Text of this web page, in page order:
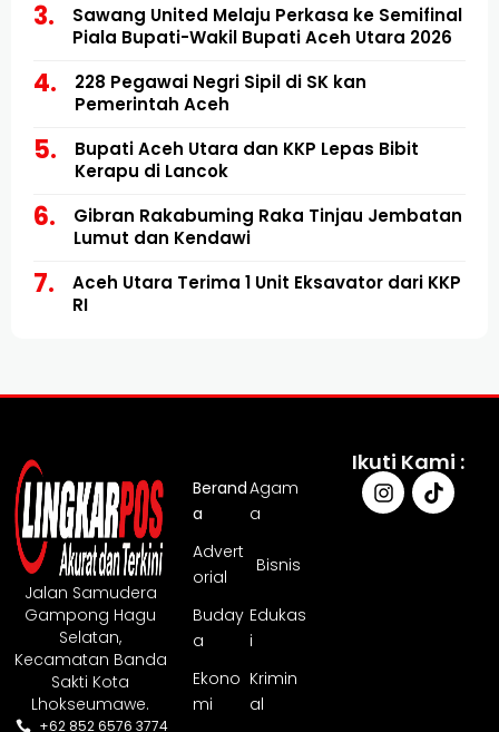
Sawang United Melaju Perkasa ke Semifinal
Piala Bupati-Wakil Bupati Aceh Utara 2026
228 Pegawai Negri Sipil di SK kan
Pemerintah Aceh
Bupati Aceh Utara dan KKP Lepas Bibit
Kerapu di Lancok
Gibran Rakabuming Raka Tinjau Jembatan
Lumut dan Kendawi
Aceh Utara Terima 1 Unit Eksavator dari KKP
RI
Jalan Samudera
Gampong Hagu
Selatan,
Kecamatan Banda
Sakti Kota
Lhokseumawe.
+62 852 6576 3774
Berand
a
Agam
a
Advert
orial
Bisnis
Buday
a
Edukas
i
Ekono
mi
Krimin
al
Ikuti Kami :